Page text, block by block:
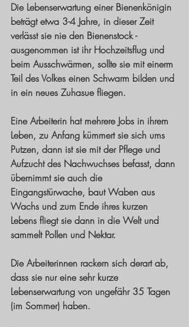
Die Lebenserwartung einer Bienenkönigin
beträgt etwa 3-4 Jahre, in dieser Zeit
verlässt sie nie den Bienenstock -
ausgenommen ist ihr Hochzeitsflug und
beim Ausschwärmen, sollte sie mit einerm
Teil des Volkes einen Schwarm bilden und
in ein neues Zuhasue fliegen.
Eine Arbeiterin hat mehrere Jobs in ihrem
Leben, zu Anfang kümmert sie sich ums
Putzen, dann ist sie mit der Pflege und
Aufzucht des Nachwuchses befasst, dann
übernimmt sie auch die
Eingangstürwache, baut Waben aus
Wachs und zum Ende ihres kurzen
Lebens fliegt sie dann in die Welt und
sammelt Pollen und Nektar.
Die Arbeiterinnen rackern sich derart ab,
dass sie nur eine sehr kurze
Lebenserwartung von ungefähr 35 Tagen
(im Sommer) haben.